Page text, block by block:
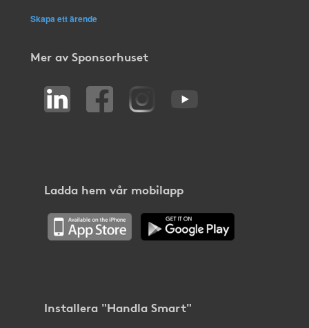
Skapa ett ärende
Mer av Sponsorhuset
Ladda hem vår mobilapp
Installera "Handla Smart"